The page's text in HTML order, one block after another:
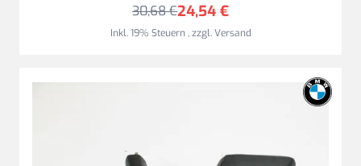
24,54 €
30,68 €
Inkl. 19% Steuern,zzgl.Versand